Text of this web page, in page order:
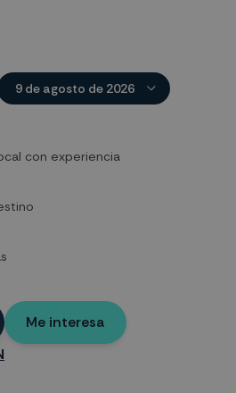
con experiencia
Me interesa